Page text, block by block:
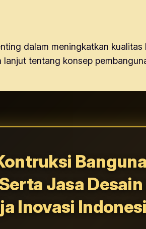
dalam meningkatkan kualitas
tentang konsep
Jasa
Inovasi